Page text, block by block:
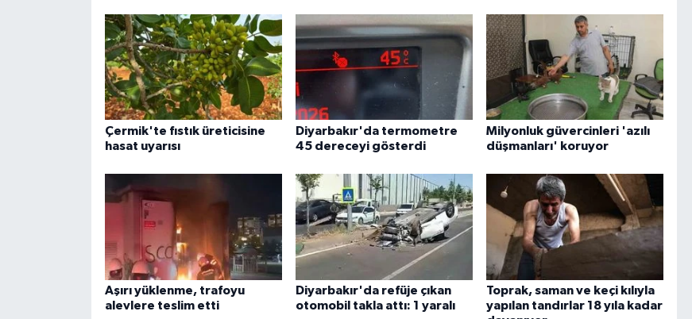
Çermik'te fıstık üreticisine
hasat uyarısı
Diyarbakır'da termometre
45 dereceyi gösterdi
Milyonluk güvercinleri 'azılı
düşmanları' koruyor
Aşırı yüklenme, trafoyu
alevlere teslim etti
Diyarbakır'da refüje çıkan
otomobil takla attı: 1 yaralı
Toprak, saman ve keçi kılıyla
yapılan tandırlar 18 yıla kadar